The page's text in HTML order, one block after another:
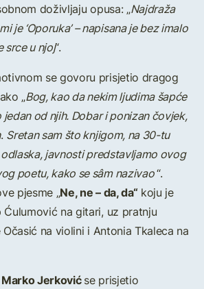
doživljaju opusa: „Najdraža
je ‘Oporuka’ – napisana je bez imalo
srce u njoj“.
se govoru prisjetio dragog
„Bog, kao da nekim ljudima šapće
jedan od njih. Dobar i ponizan čovjek,
. Sretan sam što knjigom, na 30-tu
javnosti predstavljamo ovog
poetu, kako se sâm nazivao“.
pjesme „Ne, ne – da, da“koju je
na gitari, uz pratnju
na violini i Antonia Tkaleca na
Marko Jerkovićse prisjetio